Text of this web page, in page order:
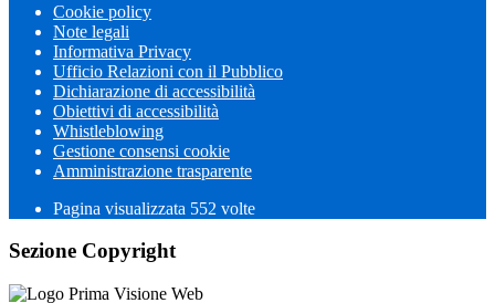
Cookie policy
Note legali
Informativa Privacy
Ufficio Relazioni con il Pubblico
Dichiarazione di accessibilità
Obiettivi di accessibilità
Whistleblowing
Gestione consensi cookie
Amministrazione trasparente
Pagina visualizzata 552 volte
Sezione Copyright